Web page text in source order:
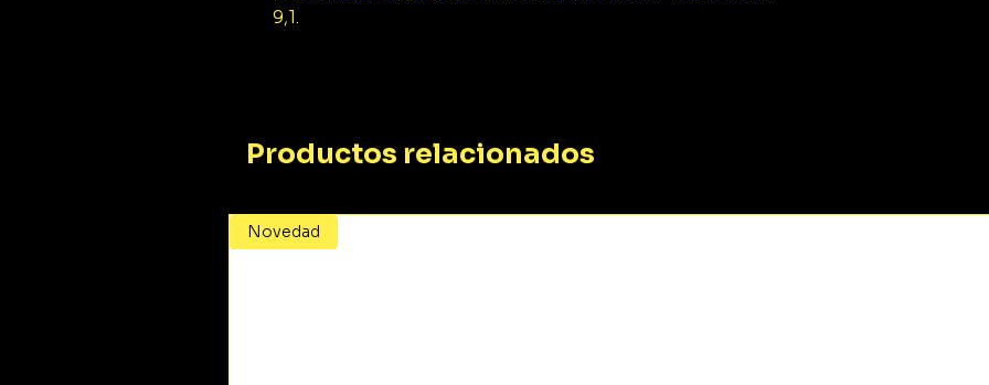
9,1.
Productos relacionados
Novedad